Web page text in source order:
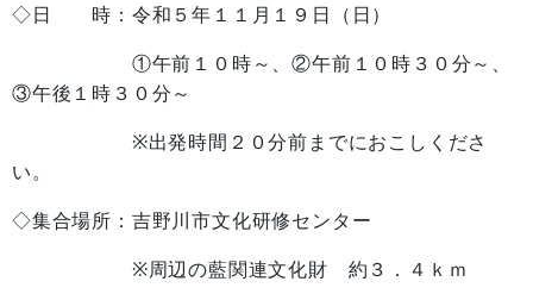
◇日 時：令和５年１１月１９日（日）
①午前１０時～、②午前１０時３０分～、
③午後１時３０分～
※出発時間２０分前までにおこしくださ
い。
◇集合場所：吉野川市文化研修センター
※周辺の藍関連文化財 約３．４ｋｍ